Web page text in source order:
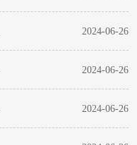
2024-06-26
2024-06-26
2024-06-26